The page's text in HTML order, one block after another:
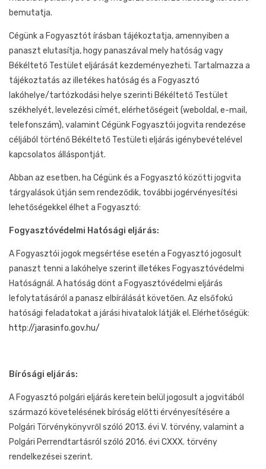
bemutatja.
Cégünk a Fogyasztót írásban tájékoztatja, amennyiben a
panaszt elutasítja, hogy panaszával mely hatóság vagy
Békéltető Testület eljárását kezdeményezheti. Tartalmazza a
tájékoztatás az illetékes hatóság és a Fogyasztó
lakóhelye/tartózkodási helye szerinti Békéltető Testület
székhelyét, levelezési címét, elérhetőségeit (weboldal, e-mail,
telefonszám), valamint Cégünk Fogyasztói jogvita rendezése
céljából történő Békéltető Testületi eljárás igénybevételével
kapcsolatos álláspontját.
Abban az esetben, ha Cégünk és a Fogyasztó közötti jogvita
tárgyalások útján sem rendeződik, további jogérvényesítési
lehetőségekkel élhet a Fogyasztó:
Fogyasztóvédelmi Hatósági eljárás:
A Fogyasztói jogok megsértése esetén a Fogyasztó jogosult
panaszt tenni a lakóhelye szerint illetékes Fogyasztóvédelmi
Hatóságnál. A hatóság dönt a Fogyasztóvédelmi eljárás
lefolytatásáról a panasz elbírálását követően. Az elsőfokú
hatósági feladatokat a járási hivatalok látják el. Elérhetőségük:
http://jarasinfo.gov.hu/
Bírósági eljárás:
A Fogyasztó polgári eljárás keretein belül jogosult a jogvitából
származó követelésének bíróság előtti érvényesítésére a
Polgári Törvénykönyvről szóló 2013. évi V. törvény, valamint a
Polgári Perrendtartásról szóló 2016. évi CXXX. törvény
rendelkezései szerint.